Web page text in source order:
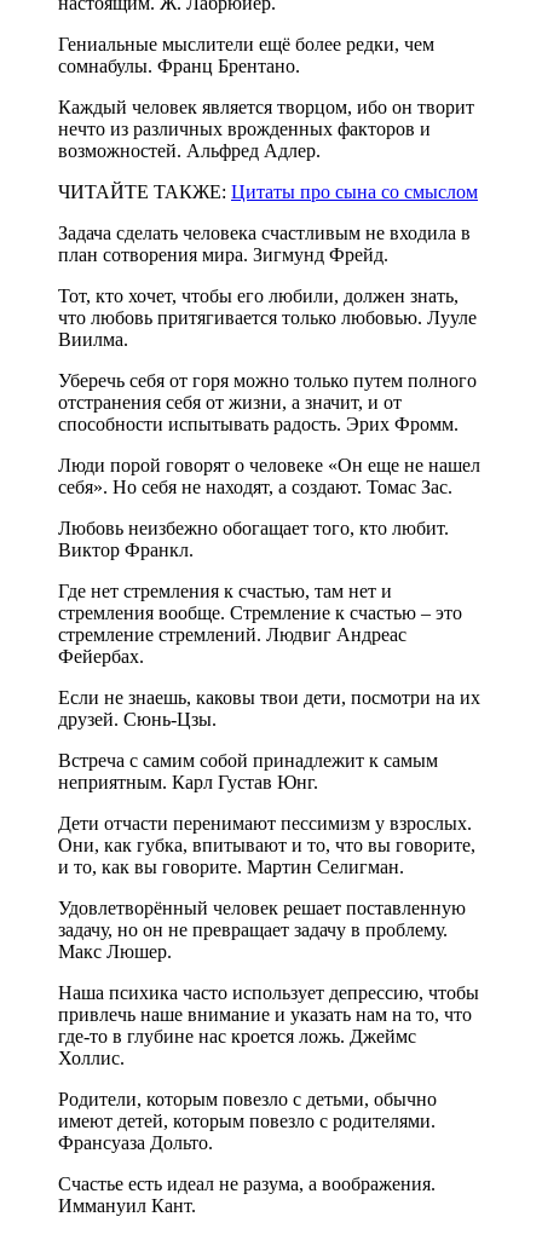
Гениальные мыслители ещё более редки, чем
сомнабулы. Франц Брентано.
Каждый человек является творцом, ибо он творит
нечто из различных врожденных факторов и
возможностей. Альфред Адлер.
ЧИТАЙТЕ ТАКЖЕ: Цитаты про сына со смыслом
Задача сделать человека счастливым не входила в
план сотворения мира. Зигмунд Фрейд.
Тот, кто хочет, чтобы его любили, должен знать,
что любовь притягивается только любовью. Лууле
Виилма.
Уберечь себя от горя можно только путем полного
отстранения себя от жизни, а значит, и от
способности испытывать радость. Эрих Фромм.
Люди порой говорят о человеке «Он еще не нашел
себя». Но себя не находят, а создают. Томас Зас.
Любовь неизбежно обогащает того, кто любит.
Виктор Франкл.
Где нет стремления к счастью, там нет и
стремления вообще. Стремление к счастью – это
стремление стремлений. Людвиг Андреас
Фейербах.
Если не знаешь, каковы твои дети, посмотри на их
друзей. Сюнь-Цзы.
Встреча с самим собой принадлежит к самым
неприятным. Карл Густав Юнг.
Дети отчасти перенимают пессимизм у взрослых.
Они, как губка, впитывают и то, что вы говорите,
и то, как вы говорите. Мартин Селигман.
Удовлетворённый человек решает поставленную
задачу, но он не превращает задачу в проблему.
Макс Люшер.
Наша психика часто использует депрессию, чтобы
привлечь наше внимание и указать нам на то, что
где-то в глубине нас кроется ложь. Джеймс
Холлис.
Родители, которым повезло с детьми, обычно
имеют детей, которым повезло с родителями. ‍
Франсуаза Дольто.
Счастье есть идеал не разума, а воображения.
Иммануил Кант.